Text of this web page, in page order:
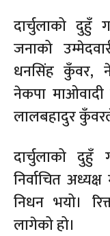
दार्चुलाको दुहुँ
जनाको
धनसिंह कुँवर,
नेकपा माओवादी
लालबहादुर
दार्चुलाको दुहुँ
निर्वाचित
निधन भयो।
लागेको हो।